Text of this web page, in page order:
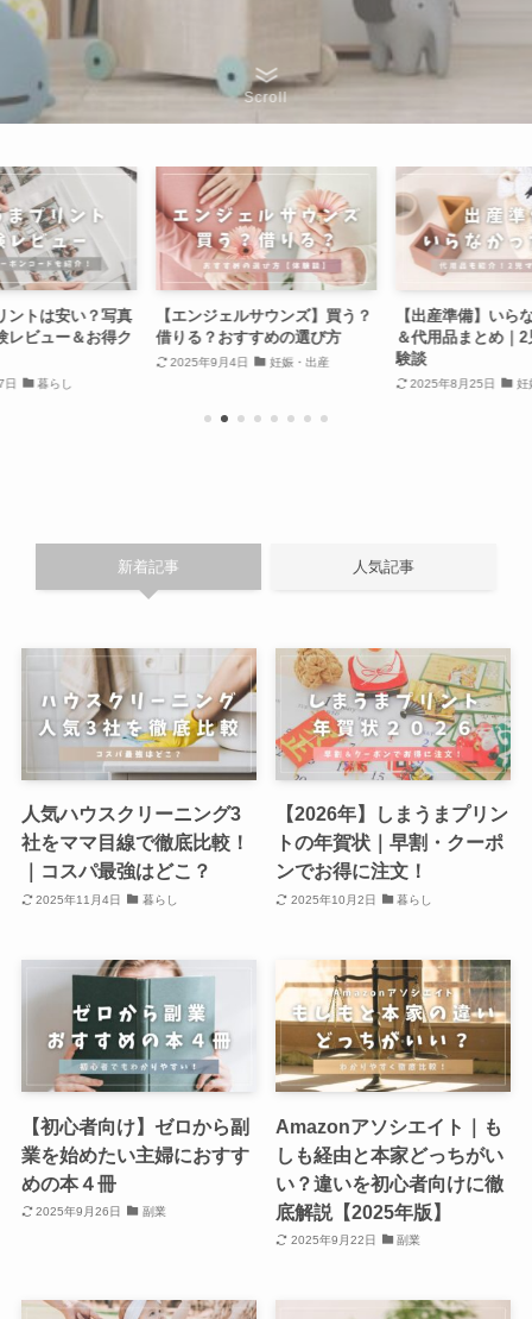
Scroll
ントは安い？写真
レビュー＆お得ク
日 暮らし
【エンジェルサウンズ】買う？
借りる？おすすめの選び方
2025年9月4日 妊娠・出産
【出産準備】いら
＆代用品まとめ｜
験談
2025年8月25日 妊
新着記事 人気記事
人気ハウスクリーニング3
社をママ目線で徹底比較！
｜コスパ最強はどこ？
2025年11月4日 暮らし
【2026年】しまうまプリン
トの年賀状｜早割・クーポ
ンでお得に注文！
2025年10月2日 暮らし
【初心者向け】ゼロから副
業を始めたい主婦におすす
めの本４冊
2025年9月26日 副業
Amazonアソシエイト｜も
しも経由と本家どっちがい
い？違いを初心者向けに徹
底解説【2025年版】
2025年9月22日 副業